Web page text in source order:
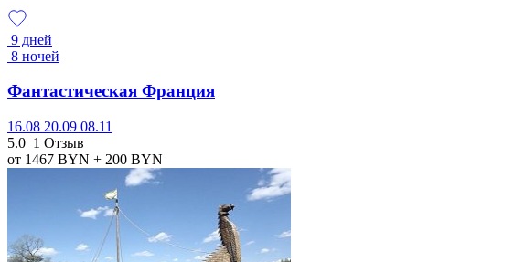
9 дней
8 ночей
Фантастическая Франция
16.08 20.09 08.11
5.0 1 Отзыв
от 1467 BYN + 200 BYN